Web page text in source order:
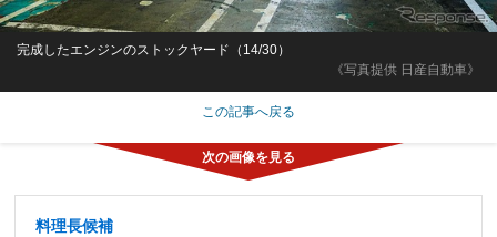
《写真提供 日産自動車》
完成したエンジンのストックヤード（14/30）
この記事へ戻る
料理長候補